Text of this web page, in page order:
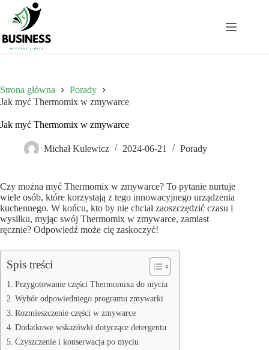
Przejdź
treści
Strona główna
Porady
Jak myć Thermomix w zmywarce
Jak myć Thermomix w zmywarce
Michał Kulewicz 2024-06-21 Porady
Czy można myć Thermomix w zmywarce? To pytanie nurtuje
wiele osób, które korzystają z tego innowacyjnego urządzenia
kuchennego. W końcu, kto by nie chciał zaoszczędzić czasu i
wysiłku, myjąc swój Thermomix w zmywarce, zamiast
ręcznie? Odpowiedź może cię zaskoczyć!
Spis treści
Przygotowanie części Thermomixa do mycia
Wybór odpowiedniego programu zmywarki
Rozmieszczenie części w zmywarce
Dodatkowe wskazówki dotyczące detergentu
Czyszczenie i konserwacja po myciu